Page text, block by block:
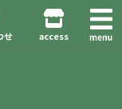
せ access